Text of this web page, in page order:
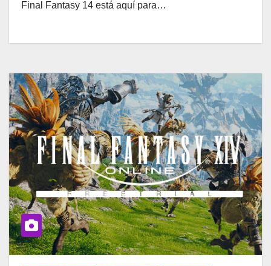
Final Fantasy 14 está aquí para…